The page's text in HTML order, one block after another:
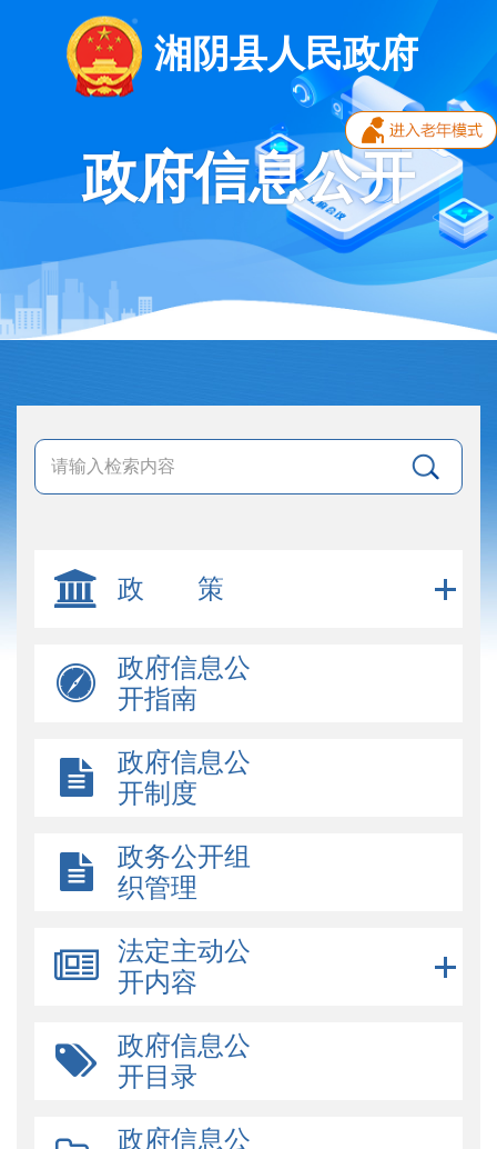
湘阴县人民政府
政府信息公开
政 策
政府信息公
开指南
政府信息公
开制度
政务公开组
织管理
法定主动公
开内容
政府信息公
开目录
政府信息公